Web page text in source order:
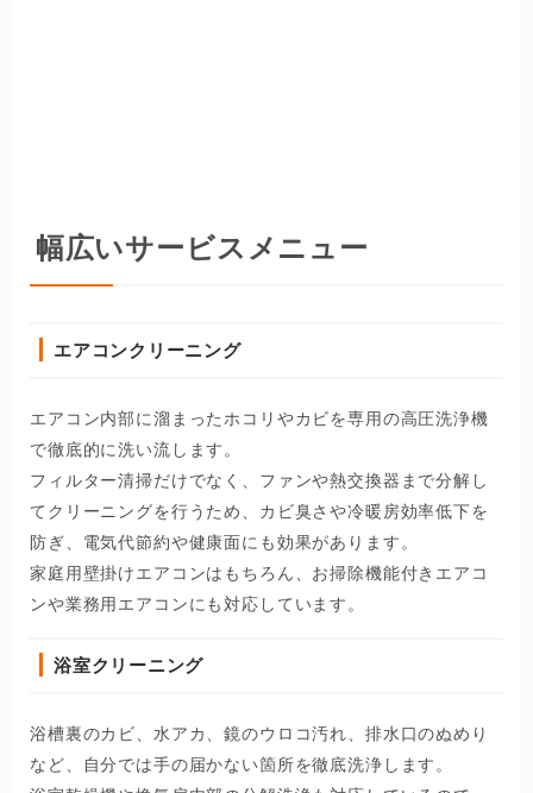
幅広いサービスメニュー
エアコンクリーニング
エアコン内部に溜まったホコリやカビを専用の高圧洗浄機
で徹底的に洗い流します。
フィルター清掃だけでなく、ファンや熱交換器まで分解し
てクリーニングを行うため、カビ臭さや冷暖房効率低下を
防ぎ、電気代節約や健康面にも効果があります。
家庭用壁掛けエアコンはもちろん、お掃除機能付きエアコ
ンや業務用エアコンにも対応しています。
浴室クリーニング
浴槽裏のカビ、水アカ、鏡のウロコ汚れ、排水口のぬめり
など、自分では手の届かない箇所を徹底洗浄します。